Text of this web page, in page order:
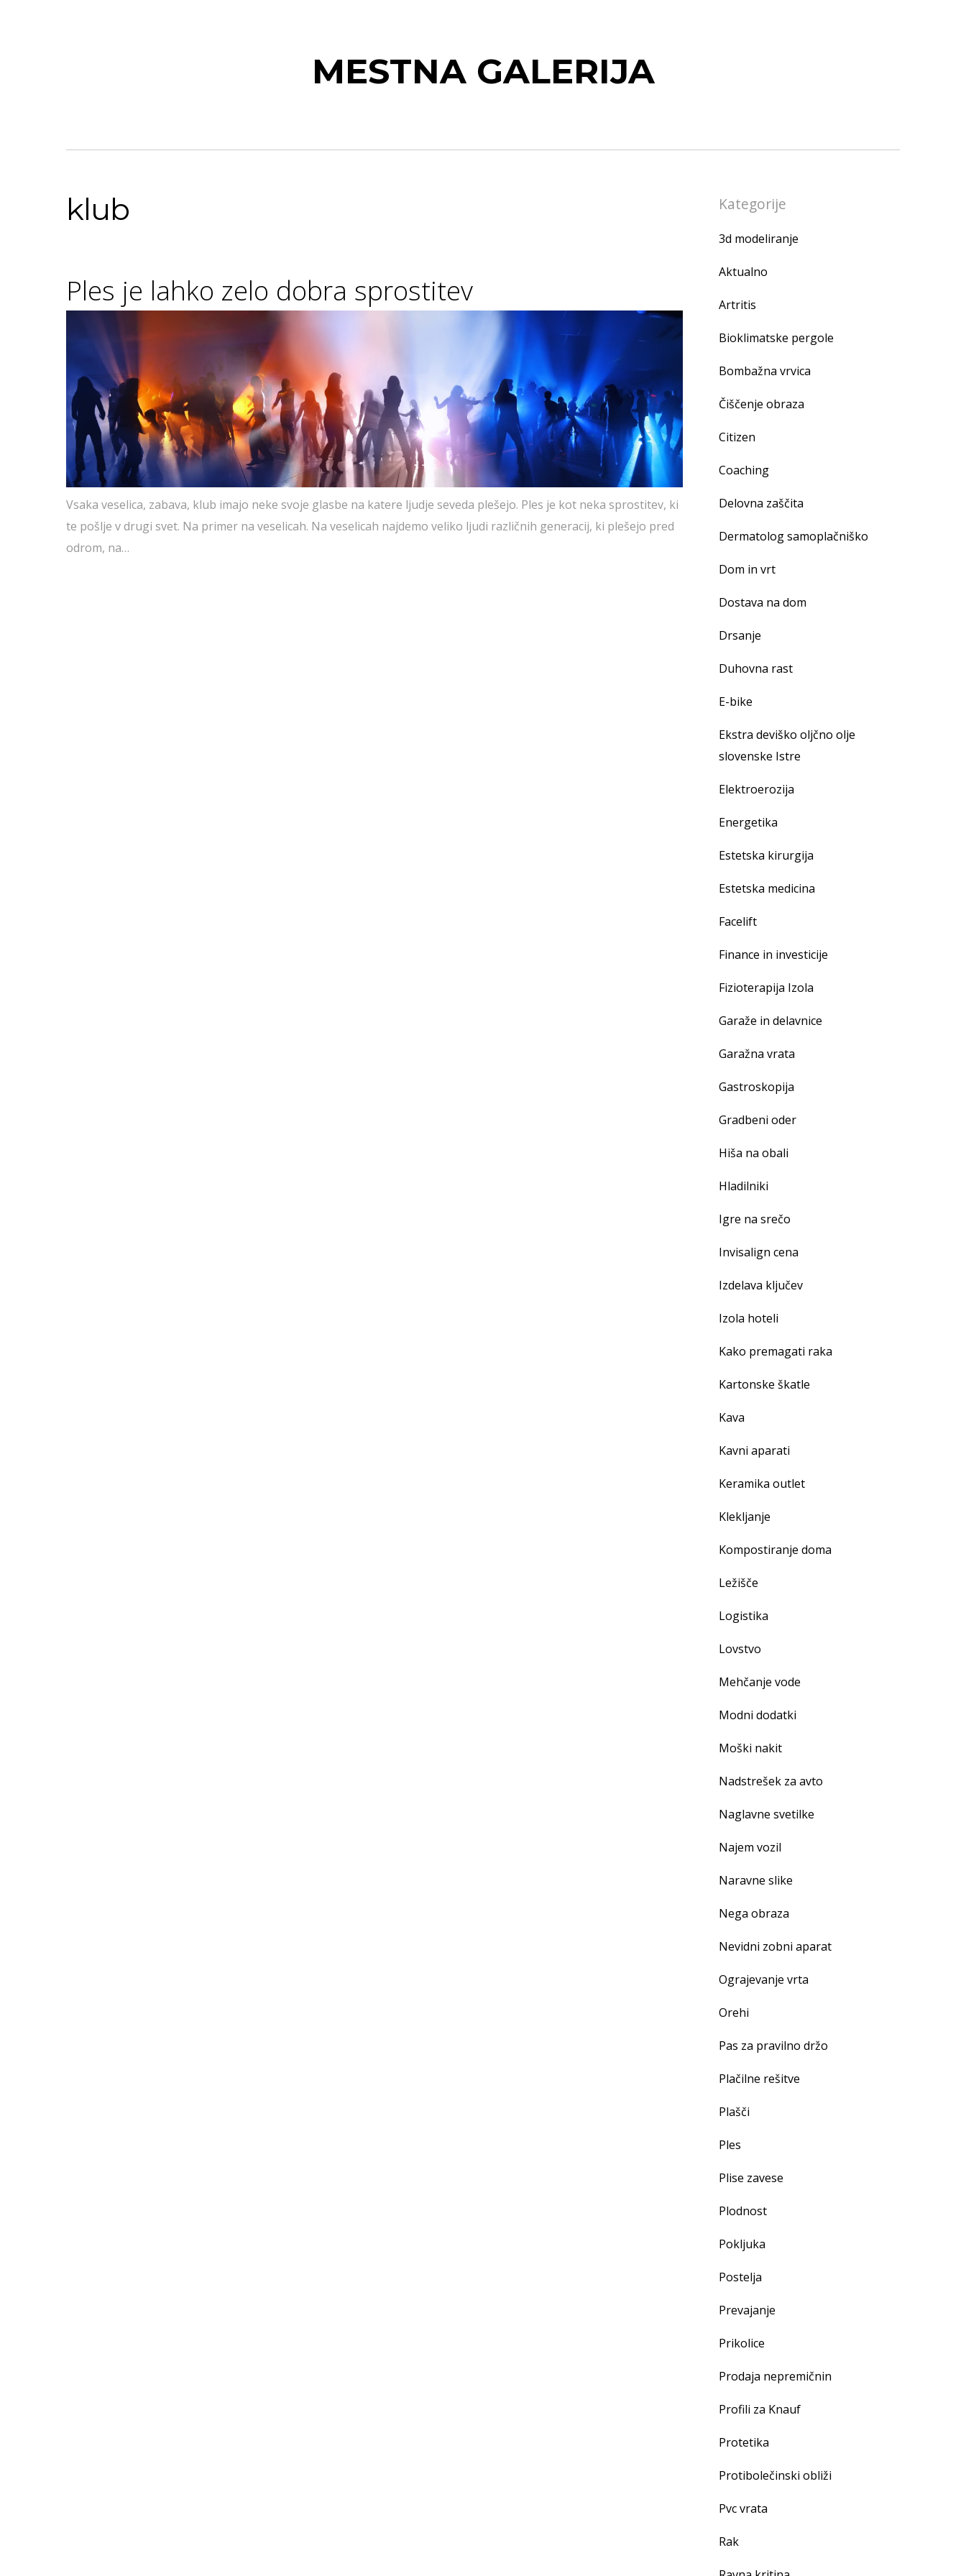
MESTNA GALERIJA
klub
Ples je lahko zelo dobra sprostitev
Vsaka veselica, zabava, klub imajo neke svoje glasbe na katere ljudje seveda plešejo. Ples je kot neka sprostitev, ki
te pošlje v drugi svet. Na primer na veselicah. Na veselicah najdemo veliko ljudi različnih generacij, ki plešejo pred
odrom, na…
Kategorije
3d modeliranje
Aktualno
Artritis
Bioklimatske pergole
Bombažna vrvica
Čiščenje obraza
Citizen
Coaching
Delovna zaščita
Dermatolog samoplačniško
Dom in vrt
Dostava na dom
Drsanje
Duhovna rast
E-bike
Ekstra deviško oljčno olje
slovenske Istre
Elektroerozija
Energetika
Estetska kirurgija
Estetska medicina
Facelift
Finance in investicije
Fizioterapija Izola
Garaže in delavnice
Garažna vrata
Gastroskopija
Gradbeni oder
Hiša na obali
Hladilniki
Igre na srečo
Invisalign cena
Izdelava ključev
Izola hoteli
Kako premagati raka
Kartonske škatle
Kava
Kavni aparati
Keramika outlet
Klekljanje
Kompostiranje doma
Ležišče
Logistika
Lovstvo
Mehčanje vode
Modni dodatki
Moški nakit
Nadstrešek za avto
Naglavne svetilke
Najem vozil
Naravne slike
Nega obraza
Nevidni zobni aparat
Ograjevanje vrta
Orehi
Pas za pravilno držo
Plačilne rešitve
Plašči
Ples
Plise zavese
Plodnost
Pokljuka
Postelja
Prevajanje
Prikolice
Prodaja nepremičnin
Profili za Knauf
Protetika
Protibolečinski obliži
Pvc vrata
Rak